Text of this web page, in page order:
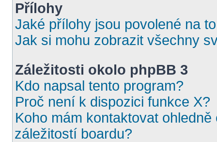
Přílohy
Jaké přílohy jsou povolené na
Jak si mohu zobrazit všechny
Záležitosti okolo phpBB 3
Kdo napsal tento program?
Proč není k dispozici funkce X?
Koho mám kontaktovat
záležitostí boardu?